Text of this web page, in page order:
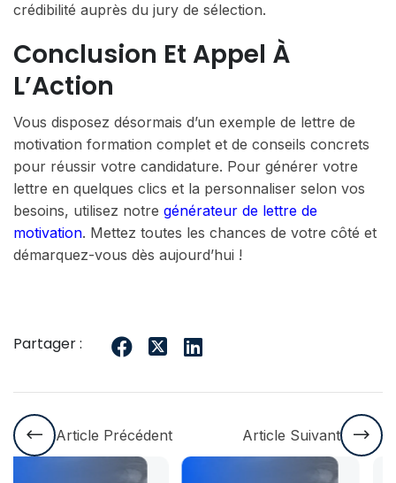
crédibilité auprès du jury de sélection.
Conclusion Et Appel À
L’Action
Vous disposez désormais d’un exemple de lettre de
motivation formation complet et de conseils concrets
pour réussir votre candidature. Pour générer votre
lettre en quelques clics et la personnaliser selon vos
besoins, utilisez notre générateur de lettre de
motivation. Mettez toutes les chances de votre côté et
démarquez-vous dès aujourd’hui !
Partager :
Article Précédent Article Suivant